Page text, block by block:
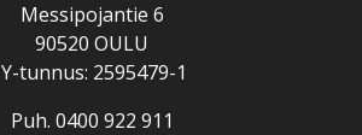
Messipojantie 6
90520 OULU
Y-tunnus: 2595479-1
Puh. 0400 922 911